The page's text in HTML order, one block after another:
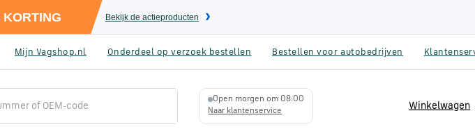
KORTING Bekijk de actieproducten
Mijn Vagshop.nl Onderdeel op verzoek bestellen Bestellen voor autobedrijven
Open morgen om 08:00
Naar klantenservice
Winkelwagen